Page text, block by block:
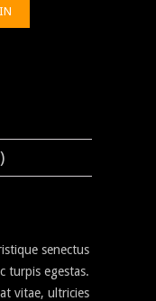
senectus
turpis egestas.
vitae, ultricies